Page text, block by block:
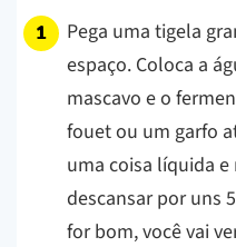
Pega uma tigela
espaço. Coloca a
mascavo e o
fouet ou um garfo
uma coisa líquida
descansar por uns
for bom, você vai